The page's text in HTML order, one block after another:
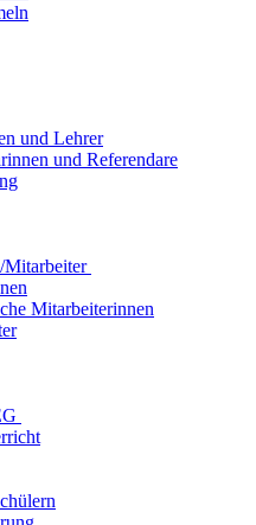
und Lehrer
und Referendare
Mitarbeiter
Mitarbeiterinnen